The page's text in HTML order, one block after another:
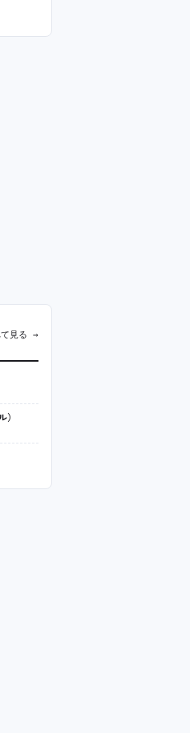
見る →